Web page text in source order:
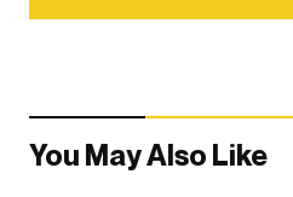
You May Also Like